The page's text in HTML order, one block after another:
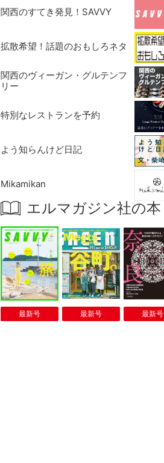
関西のすてき発見！SAVVY
拡散希望！話題のおもしろネタ
関西のヴィーガン・グルテンフ
リー
特別なレストランを予約
よう知らんけど日記
Mikamikan
エルマガジン社の本
最新号 最新号 最新号